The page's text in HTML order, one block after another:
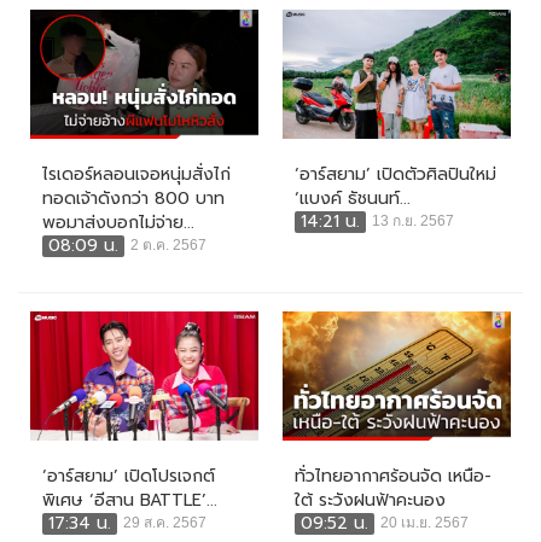
ไรเดอร์หลอนเจอหนุ่มสั่งไก่
ทอดเจ้าดังกว่า 800 บาท
พอมาส่งบอกไม่จ่าย...
08:09 น.
2 ต.ค. 2567
‘อาร์สยาม’ เปิดตัวศิลปินใหม่
‘แบงค์ ธัชนนท์...
14:21 น.
13 ก.ย. 2567
‘อาร์สยาม’ เปิดโปรเจกต์
พิเศษ ‘อีสาน BATTLE’...
17:34 น.
29 ส.ค. 2567
ทั่วไทยอากาศร้อนจัด เหนือ-
ใต้ ระวังฝนฟ้าคะนอง
09:52 น.
20 เม.ย. 2567